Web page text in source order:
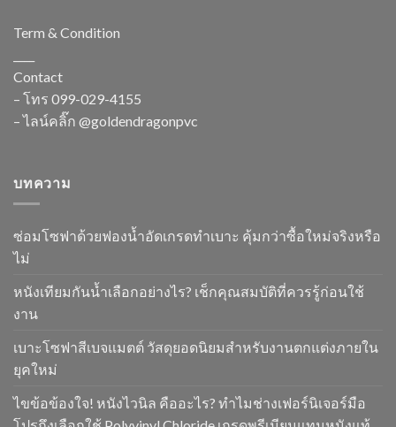
Term & Condition
Contact
– โทร 099-029-4155
– ไลน์คลิ๊ก @goldendragonpvc
บทความ
ซ่อมโซฟาด้วยฟองน้ำอัดเกรดทำเบาะ คุ้มกว่าซื้อใหม่จริงหรือ
ไม่
หนังเทียมกันน้ำเลือกอย่างไร? เช็กคุณสมบัติที่ควรรู้ก่อนใช้
งาน
เบาะโซฟาสีเบจแมตต์ วัสดุยอดนิยมสำหรับงานตกแต่งภายใน
ยุคใหม่
ไขข้อข้องใจ! หนังไวนิล คืออะไร? ทำไมช่างเฟอร์นิเจอร์มือ